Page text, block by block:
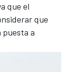
que el
que
puesta a